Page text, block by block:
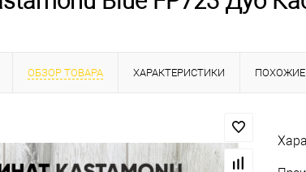
ОБЗОР ТОВАРА ХАРАКТЕРИСТИКИ